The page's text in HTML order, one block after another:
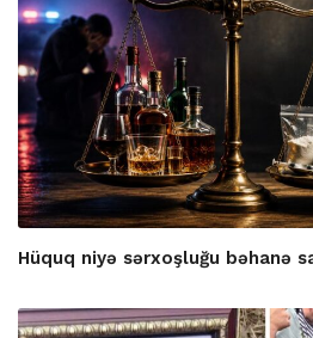
Hüquq niyə sərxoşluğu bəhanə